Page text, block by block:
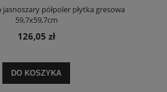
półpoler płytka gresowa
59,7x59,7cm
126,05 zł
DO KOSZYKA